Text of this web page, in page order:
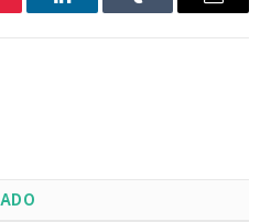
LinkedInTumblr Email